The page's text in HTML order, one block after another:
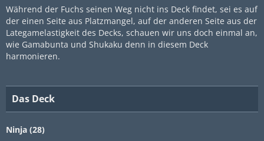
Während der Fuchs seinen Weg nicht ins Deck findet, sei es auf
der einen Seite aus Platzmangel, auf der anderen Seite aus der
Lategamelastigkeit des Decks, schauen wir uns doch einmal an,
wie Gamabunta und Shukaku denn in diesem Deck
harmonieren.
Das Deck
Ninja (28)